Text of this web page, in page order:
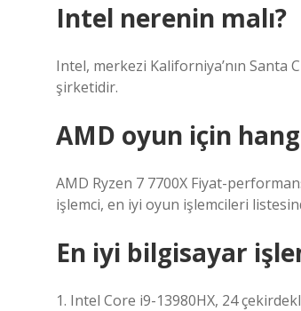
Intel nerenin malı?
Intel, merkezi Kaliforniya’nın
şirketidir.
AMD oyun için
AMD Ryzen 7 7700X Fiyat-
işlemci, en iyi oyun işlemcileri
En iyi bilgisayar
1. Intel Core i9-13980HX, 24